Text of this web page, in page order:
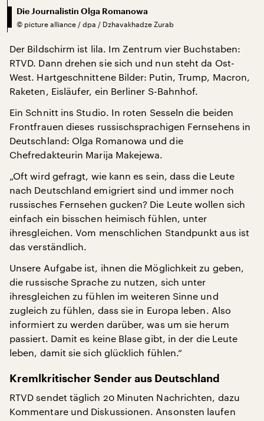
Die Journalistin Olga Romanowa
© picture alliance / dpa / Dzhavakhadze Zurab
Der Bildschirm ist lila. Im Zentrum vier Buchstaben:
RTVD. Dann drehen sie sich und nun steht da Ost-
West. Hartgeschnittene Bilder: Putin, Trump, Macron,
Raketen, Eisläufer, ein Berliner S-Bahnhof.
Ein Schnitt ins Studio. In roten Sesseln die beiden
Frontfrauen dieses russischsprachigen Fernsehens in
Deutschland: Olga Romanowa und die
Chefredakteurin Marija Makejewa.
„Oft wird gefragt, wie kann es sein, dass die Leute
nach Deutschland emigriert sind und immer noch
russisches Fernsehen gucken? Die Leute wollen sich
einfach ein bisschen heimisch fühlen, unter
ihresgleichen. Vom menschlichen Standpunkt aus ist
das verständlich.
Unsere Aufgabe ist, ihnen die Möglichkeit zu geben,
die russische Sprache zu nutzen, sich unter
ihresgleichen zu fühlen im weiteren Sinne und
zugleich zu fühlen, dass sie in Europa leben. Also
informiert zu werden darüber, was um sie herum
passiert. Damit es keine Blase gibt, in der die Leute
leben, damit sie sich glücklich fühlen.“
Kremlkritischer Sender aus Deutschland
RTVD sendet täglich 20 Minuten Nachrichten, dazu
Kommentare und Diskussionen. Ansonsten laufen